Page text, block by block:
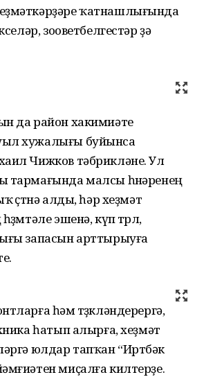
ҡатнашлығында
зооветбелгестәр ҙә
да район хакимиәте
хужалығы буйынса
Чижков тәбрикләне. Ул
малсы һөнәренең
өҫтөнә алды, һәр хеҙмәт
эшенә, күп төрлө,
запасын арттырыуға
һәм төҙөкләндерергә,
һатып алырға, хеҙмәт
юлдар тапҡан “Иртөбәк
миҫалға килтерҙе.